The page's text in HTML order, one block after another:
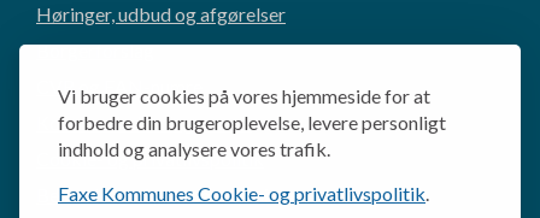
Vi bruger cookies på vores hjemmeside for at
forbedre din brugeroplevelse, levere personligt
indhold og analysere vores trafik.
Faxe Kommunes Cookie- og privatlivspolitik.
Høringer, udbud og afgørelser
Borgerforslag
CVR og EAN-numre
Kommunikation og presse
Cookie- og privatlivspolitik
Behandling af personoplysninger